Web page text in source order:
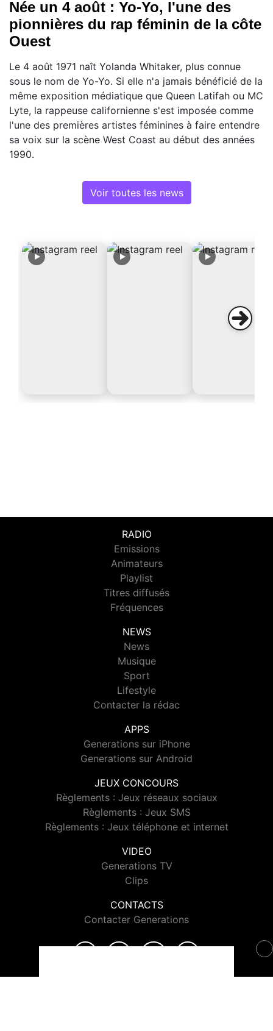
Née un 4 août : Yo-Yo, l'une des
pionnières du rap féminin de la côte
Ouest
Le 4 août 1971 naît Yolanda Whitaker, plus connue
sous le nom de Yo-Yo. Si elle n'a jamais bénéficié de la
même exposition médiatique que Queen Latifah ou MC
Lyte, la rappeuse californienne s'est imposée comme
l'une des premières artistes féminines à faire entendre
sa voix sur la scène West Coast au début des années
1990.
Voir toutes les news
RADIO
Emissions
Animateurs
Playlist
Titres diffusés
Fréquences
NEWS
News
Musique
Sport
Lifestyle
Contacter la rédac
APPS
Generations sur iPhone
Generations sur Android
JEUX CONCOURS
Règlements : Jeux réseaux sociaux
Règlements : Jeux SMS
Règlements : Jeux téléphone et internet
VIDEO
Generations TV
Clips
CONTACTS
Contacter Generations